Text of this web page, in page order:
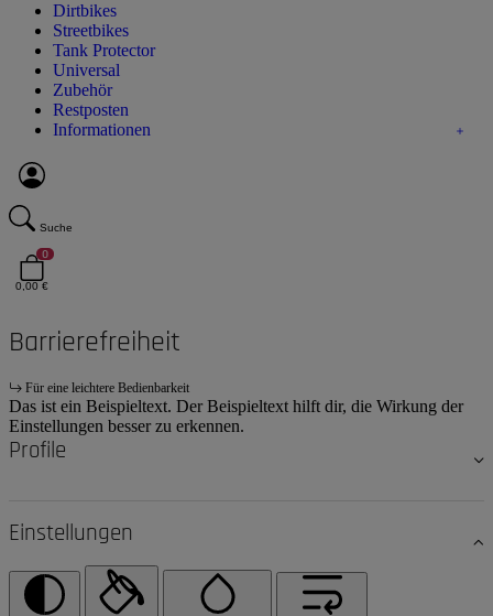
Dirtbikes
Streetbikes
Tank Protector
Universal
Zubehör
Restposten
Informationen
Suche
0
0,00 €
Barrierefreiheit
Für eine leichtere Bedienbarkeit
Das ist ein Beispieltext. Der Beispieltext hilft dir, die Wirkung der
Einstellungen besser zu erkennen.
Profile
Einstellungen